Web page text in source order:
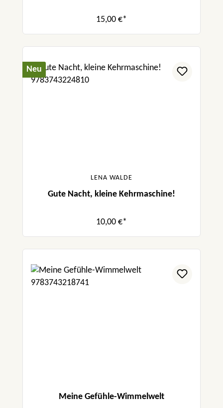
15,00 €*
Neu
LENA WALDE
Gute Nacht, kleine Kehrmaschine!
10,00 €*
Meine Gefühle-Wimmelwelt